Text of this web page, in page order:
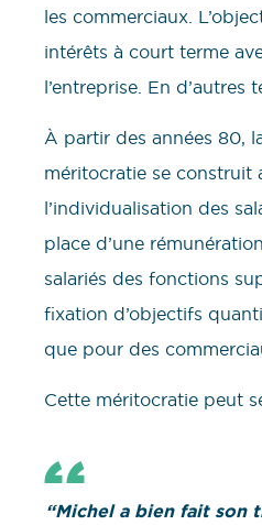
les commerciaux.
intérêts à court terme
l’entreprise. En d’autres
À partir des années 80,
méritocratie se construit
l’individualisation des
place d’une
salariés des fonctions
fixation d’objectifs
que pour des
Cette méritocratie peut
“Michel a bien fait son